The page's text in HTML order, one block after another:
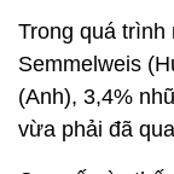
Trong quá
Semmelweis
(Anh), 3,4%
vừa phải đã